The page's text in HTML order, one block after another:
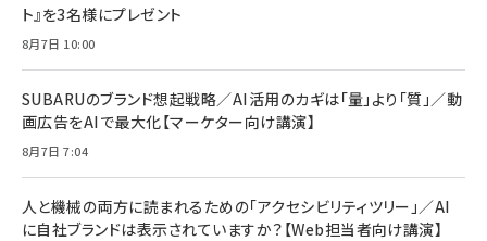
ト』を3名様にプレゼント
8月7日 10:00
SUBARUのブランド想起戦略／AI活用のカギは「量」より「質」／動
画広告をAIで最大化【マーケター向け講演】
8月7日 7:04
人と機械の両方に読まれるための「アクセシビリティツリー」／AI
に自社ブランドは表示されていますか？【Web担当者向け講演】